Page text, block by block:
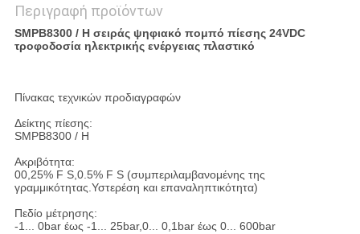
Περιγραφή προϊόντων
SMPB8300 / H σειράς ψηφιακό πομπό πίεσης 24VDC
τροφοδοσία ηλεκτρικής ενέργειας πλαστικό
Πίνακας τεχνικών προδιαγραφών
Δείκτης πίεσης:
SMPB8300 / H
Ακριβότητα:
00,25% F S,0.5% F S (συμπεριλαμβανομένης της
γραμμικότητας.Υστερέση και επαναληπτικότητα)
Πεδίο μέτρησης:
-1... 0bar έως -1... 25bar,0... 0,1bar έως 0... 600bar